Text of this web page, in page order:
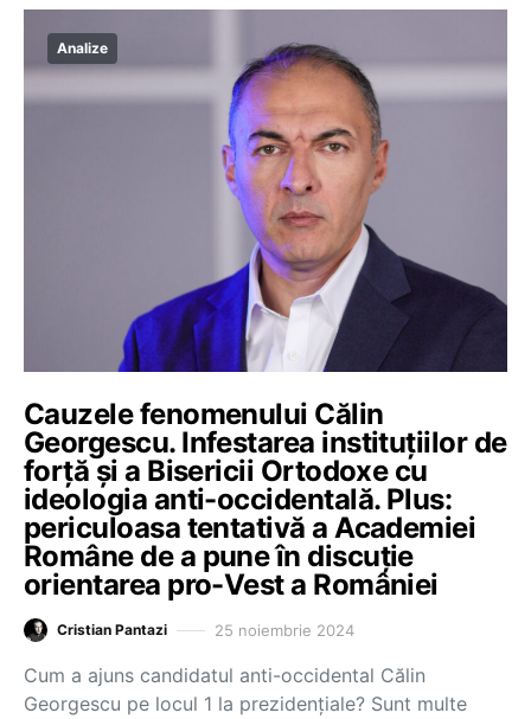
Analize
Cauzele fenomenului Călin
Georgescu. Infestarea instituțiilor de
forță și a Bisericii Ortodoxe cu
ideologia anti-occidentală. Plus:
periculoasa tentativă a Academiei
Române de a pune în discuție
orientarea pro-Vest a României
Cristian Pantazi 25 noiembrie 2024
Cum a ajuns candidatul anti-occidental Călin
Georgescu pe locul 1 la prezidențiale? Sunt multe